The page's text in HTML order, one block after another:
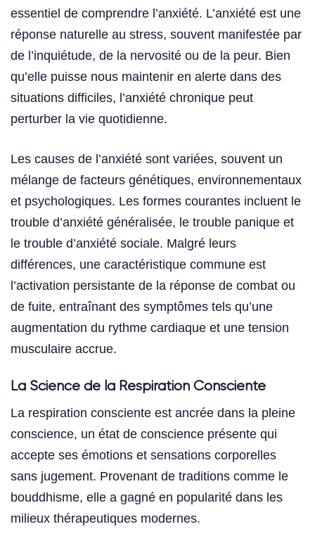
essentiel de comprendre l’anxiété. L’anxiété est une
réponse naturelle au stress, souvent manifestée par
de l’inquiétude, de la nervosité ou de la peur. Bien
qu’elle puisse nous maintenir en alerte dans des
situations difficiles, l’anxiété chronique peut
perturber la vie quotidienne.
Les causes de l’anxiété sont variées, souvent un
mélange de facteurs génétiques, environnementaux
et psychologiques. Les formes courantes incluent le
trouble d’anxiété généralisée, le trouble panique et
le trouble d’anxiété sociale. Malgré leurs
différences, une caractéristique commune est
l’activation persistante de la réponse de combat ou
de fuite, entraînant des symptômes tels qu’une
augmentation du rythme cardiaque et une tension
musculaire accrue.
La Science de la Respiration Consciente
La respiration consciente est ancrée dans la pleine
conscience, un état de conscience présente qui
accepte ses émotions et sensations corporelles
sans jugement. Provenant de traditions comme le
bouddhisme, elle a gagné en popularité dans les
milieux thérapeutiques modernes.